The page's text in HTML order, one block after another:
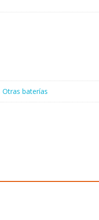
Otras baterías